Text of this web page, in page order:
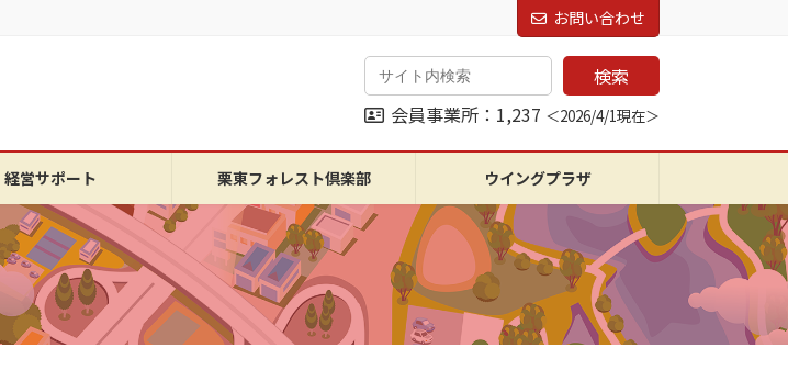
お問い合わせ
検索
会員事業所：1,237 ＜2026/4/1現在＞
経営サポート 栗東フォレスト倶楽部 ウイングプラザ